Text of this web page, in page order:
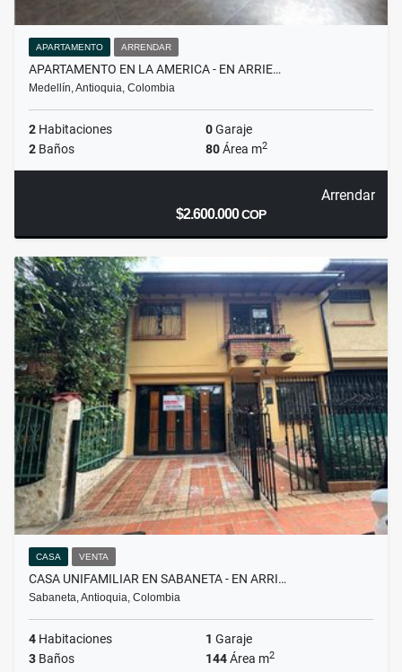
APARTAMENTO ARRENDAR
APARTAMENTO EN LA AMERICA - EN ARRIE…
Medellín, Antioquia, Colombia
2 Habitaciones 0Garaje
2 Baños 80Área m2
Arrendar
$2.600.000COP
CASA VENTA
CASA UNIFAMILIAR EN SABANETA - EN ARRI…
Sabaneta, Antioquia, Colombia
4 Habitaciones 1 Garaje
3 Baños 144Área m2